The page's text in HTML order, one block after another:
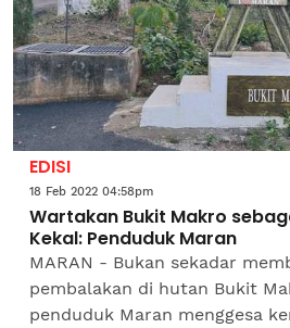
EDISI
18 Feb 2022 04:58pm
Wartakan Bukit Makro
Kekal: Penduduk Maran
MARAN - Bukan sekadar
pembalakan di hutan Bukit
penduduk Maran menggesa